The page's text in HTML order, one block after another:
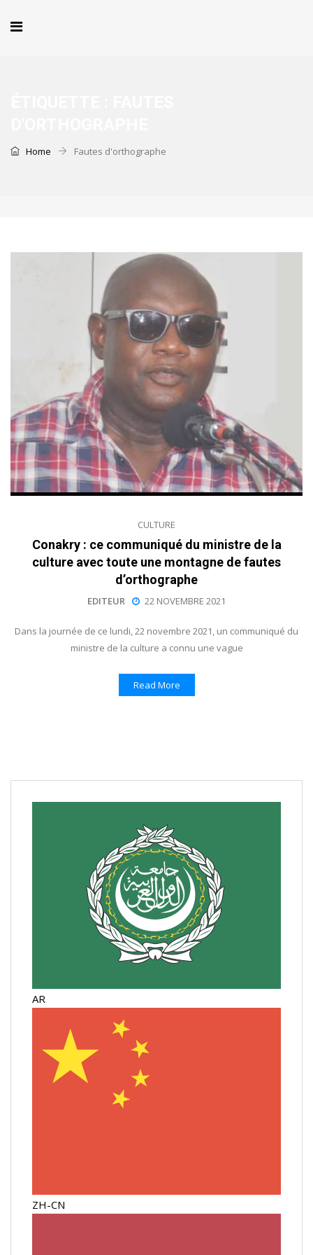
Home Fautes d'orthographe
CULTURE
Conakry : ce communiqué du ministre de la
culture avec toute une montagne de fautes
d’orthographe
EDITEUR 22 NOVEMBRE 2021
Dans la journée de ce lundi, 22 novembre 2021, un communiqué du
ministre de la culture a connu une vague
Read More
AR
ZH-CN